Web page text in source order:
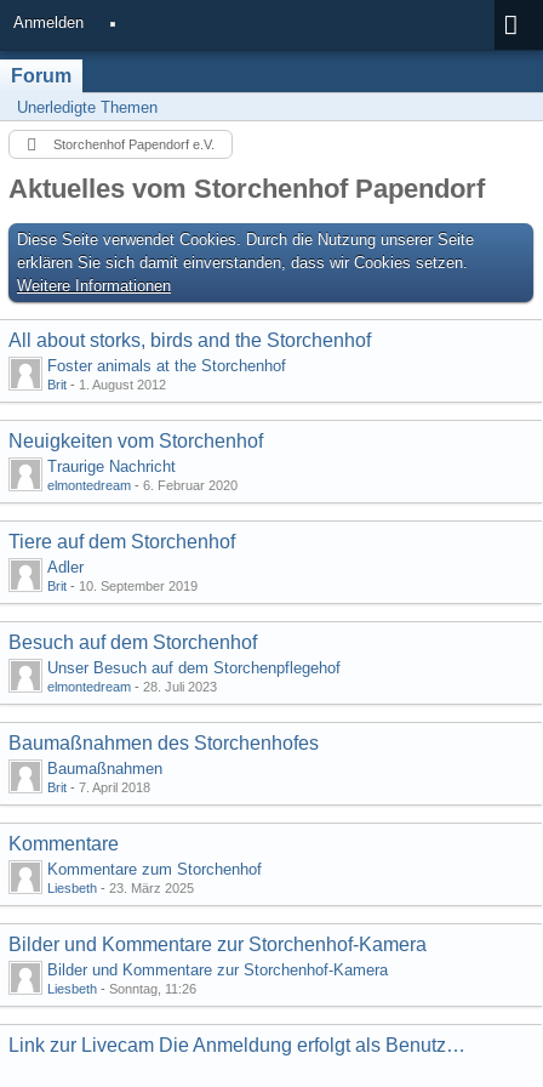
Anmelden
Forum
Unerledigte Themen
Storchenhof Papendorf e.V.
Aktuelles vom Storchenhof Papendorf
Diese Seite verwendet Cookies. Durch die Nutzung unserer Seite
erklären Sie sich damit einverstanden, dass wir Cookies setzen.
Weitere Informationen
All about storks, birds and the Storchenhof
Foster animals at the Storchenhof
Brit - 1. August 2012
Neuigkeiten vom Storchenhof
Traurige Nachricht
elmontedream - 6. Februar 2020
Tiere auf dem Storchenhof
Adler
Brit - 10. September 2019
Besuch auf dem Storchenhof
Unser Besuch auf dem Storchenpflegehof
elmontedream - 28. Juli 2023
Baumaßnahmen des Storchenhofes
Baumaßnahmen
Brit - 7. April 2018
Kommentare
Kommentare zum Storchenhof
Liesbeth - 23. März 2025
Bilder und Kommentare zur Storchenhof-Kamera
Bilder und Kommentare zur Storchenhof-Kamera
Liesbeth - Sonntag, 11:26
Link zur Livecam Die Anmeldung erfolgt als Benutzer: gast mit dem Passwort: gast